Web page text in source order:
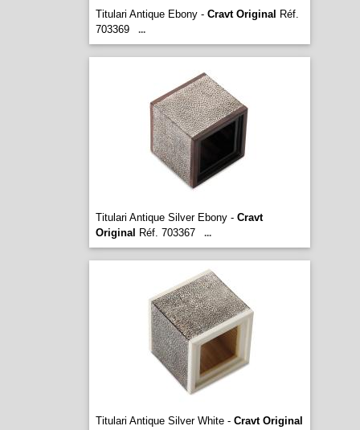
Titulari Antique Ebony - Cravt Original Réf.
703369
...
Titulari Antique Silver Ebony - Cravt
Original Réf. 703367 ...
Titulari Antique Silver White - Cravt Original